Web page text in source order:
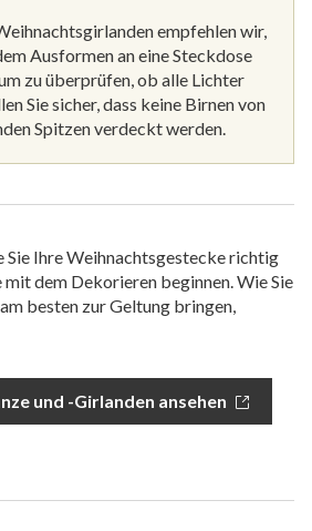
empfehlen wir,
Ausformen an eine Steckdose
zu überprüfen, ob alle Lichter
Sie sicher, dass keine Birnen von
Spitzen verdeckt werden.
Sie Ihre Weihnachtsgestecke richtig
mit dem Dekorieren beginnen. Wie Sie
besten zur Geltung bringen,
und -Girlanden ansehen